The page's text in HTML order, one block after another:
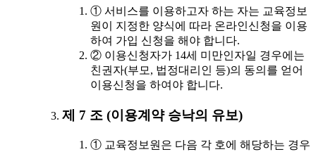
① 서비스를 이용하고자 하는 자는 교육정보
원이 지정한 양식에 따라 온라인신청을 이용
하여 가입 신청을 해야 합니다.
② 이용신청자가 14세 미만인자일 경우에는
친권자(부모, 법정대리인 등)의 동의를 얻어
이용신청을 하여야 합니다.
제 7 조 (이용계약 승낙의 유보)
① 교육정보원은 다음 각 호에 해당하는 경우